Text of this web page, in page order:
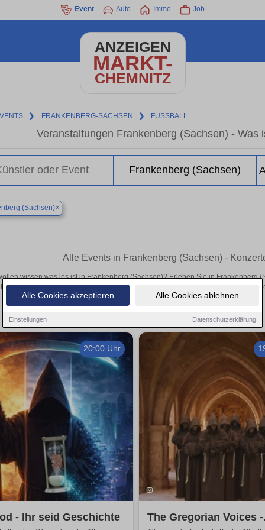
Alle Cookies akzeptieren Alle Cookies ablehnen
Einstellungen Datenschutzerklärung
Event Auto Immo Job
ANZEIGEN
MARKT-
CHEMNITZ
❯ FRANKENBERG-SACHSEN ❯ FUSSBALL
Veranstaltungen Frankenberg (Sachsen) - Was
(Sachsen)×
Alle Events in Frankenberg (Sachsen) -
wissen was los ist in Frankenberg (Sachsen)? Erleben Sie in Frankenberg
inspirierende Theateraufführungen oder aufregende Veranstaltungen in
20:00 Uhr
- Ihr seid Geschichte
The Gregorian Voices -